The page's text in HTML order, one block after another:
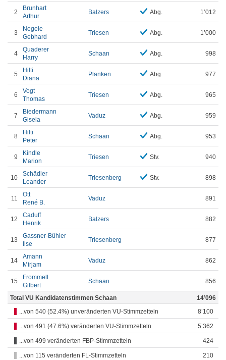
2
Brunhart
Arthur
Balzers Abg. 1’012
3
Negele
Gebhard
Triesen Abg. 1’000
4
Quaderer
Harry
Schaan Abg. 998
5
Hilti
Diana
Planken Abg. 977
6
Vogt
Thomas
Triesen Abg. 965
7
Biedermann
Gisela
Vaduz Abg. 959
8
Hilti
Peter
Schaan Abg. 953
9
Kindle
Marion
Triesen Stv. 940
10
Schädler
Leander
Triesenberg Stv. 898
11
Ott
René B.
Vaduz 891
12
Caduff
Henrik
Balzers 882
13
Gassner-Bühler
Ilse
Triesenberg 877
14
Amann
Mirjam
Vaduz 862
15
Frommelt
Gilbert
Schaan 856
Total VU Kandidatenstimmen Schaan
14’096
...von 540 (52.4%) unveränderten VU-Stimmzetteln
8’100
...von 491 (47.6%) veränderten VU-Stimmzetteln 5’362
...von 499 veränderten FBP-Stimmzetteln 424
...von 115 veränderten FL-Stimmzetteln 210